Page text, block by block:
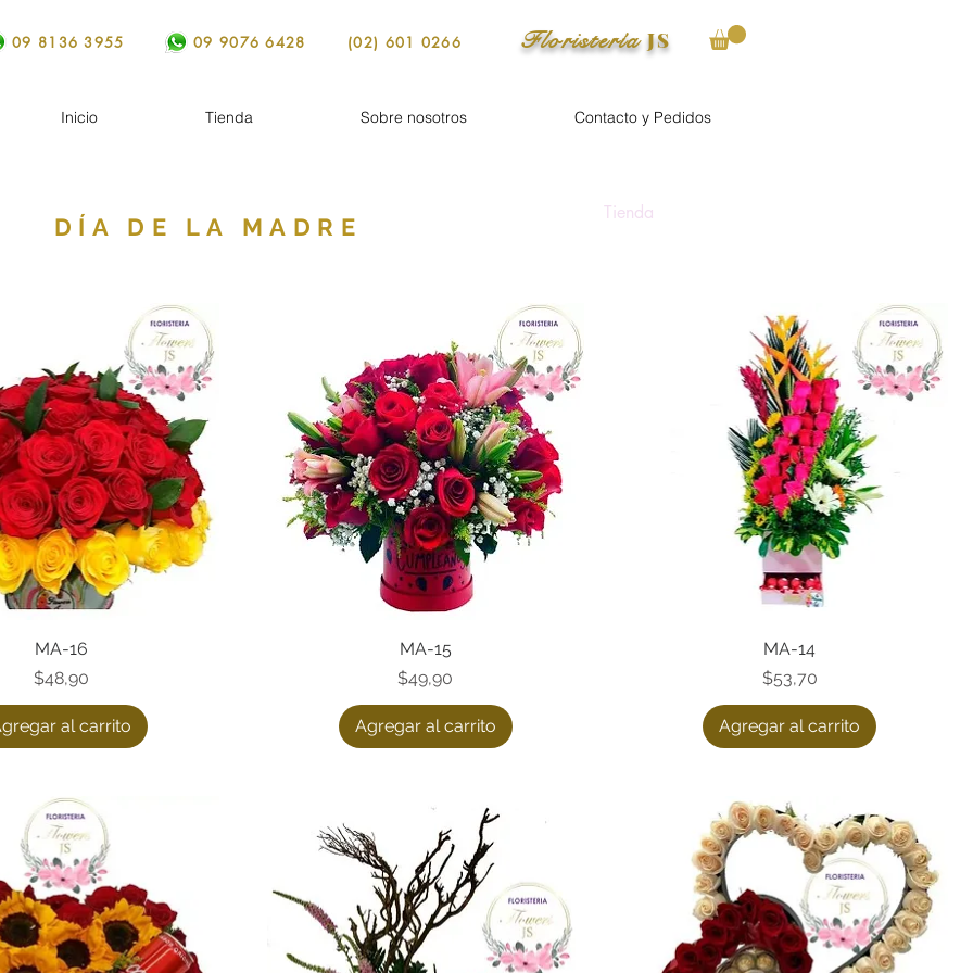
09 8136 3955 09 9076 6428 (02) 601 0266 Floristería JS
Inicio Tienda Sobre nosotros Contacto y Pedidos
DÍA DE LA MADRE
Tienda
Vista rápida
MA-16
Precio
$48,90
al carrito
Vista rápida
MA-15
Precio
$49,90
Agregar al carrito
Vista rápida
MA-14
Precio
$53,70
Agregar al carrito